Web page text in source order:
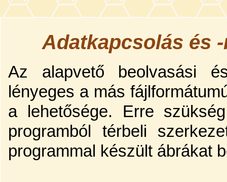
Adatkapcsolás és
Az alapvető beolvasási
lényeges a más
a lehetősége. Erre
programból térbeli
programmal készült ábrákat